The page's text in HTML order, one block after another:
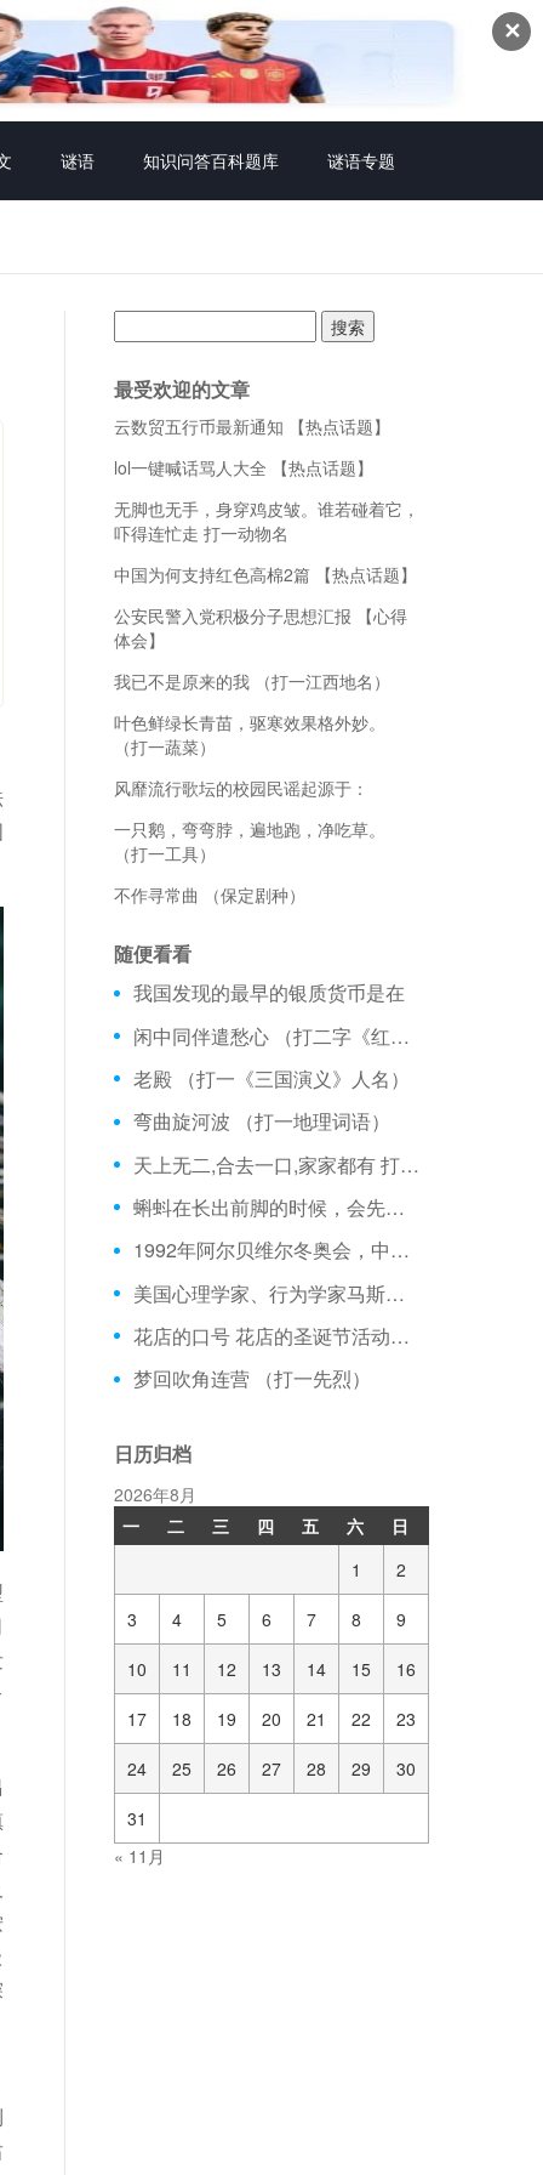
✕
谜语 知识问答百科题库 谜语专题
索：
最受欢迎的文章
云数贸五行币最新通知 【热点话题】
lol一键喊话骂人大全 【热点话题】
无脚也无手，身穿鸡皮皱。谁若碰着它，
吓得连忙走 打一动物名
中国为何支持红色高棉2篇 【热点话题】
公安民警入党积极分子思想汇报 【心得
体会】
我已不是原来的我 （打一江西地名）
叶色鲜绿长青苗，驱寒效果格外妙。
（打一蔬菜）
风靡流行歌坛的校园民谣起源于：
一只鹅，弯弯脖，遍地跑，净吃草。
（打一工具）
不作寻常曲 （保定剧种）
随便看看
我国发现的最早的银质货币是在
闲中同伴遣愁心 （打二字《红楼梦》人名）
老殿 （打一《三国演义》人名）
弯曲旋河波 （打一地理词语）
天上无二,合去一口,家家都有 打一字
蝌蚪在长出前脚的时候，会先长哪一边？
1992年阿尔贝维尔冬奥会，中国运动员( )在速度滑冰项目上获得两枚宝贵的银牌，结束了我国在冬奥会上未获奖牌的历史。 【热点话题】
美国心理学家、行为学家马斯洛认为人的最高级需要是什么
花店的口号 花店的圣诞节活动口号 【热点话题】
梦回吹角连营 （打一先烈）
日历归档
2026年8月
一
二 三 四 五 六
日
1
2
3 4 5 6 7 8 9
10 11 12 13 14 15 16
17 18 19 20 21 22 23
24 25 26 27 28 29 30
31
« 11月